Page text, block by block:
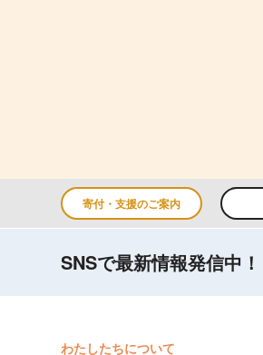
寄付・支援のご案内
SNSで最新情報発信中！
わたしたちについて